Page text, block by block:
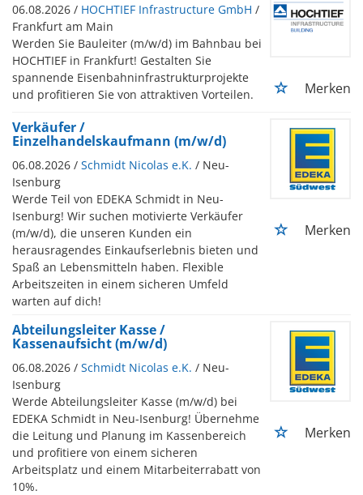
06.08.2026 / HOCHTIEF Infrastructure GmbH /
Frankfurt am Main
Werden Sie Bauleiter (m/w/d) im Bahnbau bei
HOCHTIEF in Frankfurt! Gestalten Sie
spannende Eisenbahninfrastrukturprojekte
und profitieren Sie von attraktiven Vorteilen.
Merken
Verkäufer /
Einzelhandelskaufmann (m/w/d)
06.08.2026 / Schmidt Nicolas e.K. / Neu-
Isenburg
Werde Teil von EDEKA Schmidt in Neu-
Isenburg! Wir suchen motivierte Verkäufer
(m/w/d), die unseren Kunden ein
herausragendes Einkaufserlebnis bieten und
Spaß an Lebensmitteln haben. Flexible
Arbeitszeiten in einem sicheren Umfeld
warten auf dich!
Merken
Abteilungsleiter Kasse /
Kassenaufsicht (m/w/d)
06.08.2026 / Schmidt Nicolas e.K. / Neu-
Isenburg
Werde Abteilungsleiter Kasse (m/w/d) bei
EDEKA Schmidt in Neu-Isenburg! Übernehme
die Leitung und Planung im Kassenbereich
und profitiere von einem sicheren
Arbeitsplatz und einem Mitarbeiterrabatt von
10%.
Merken